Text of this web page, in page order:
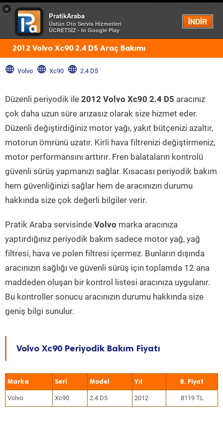
×
PratikAraba
Üstün Oto Servis Hizmetleri
ÜCRETSİZ - In Google Play
İNDİR
Menü
2012 Volvo Xc90 2.4 D5 Araç Bakımı
Volvo Xc90 2.4 D5
Düzenli periyodik ile 2012 Volvo Xc90 2.4 D5 aracınız
çok daha uzun süre arızasız olarak size hizmet eder.
Düzenli değiştirdiğiniz motor yağı, yakıt bütçenizi azaltır,
motorun ömrünü uzatır. Kirli hava filtrenizi değiştirmeniz,
motor performansını arttırır. Fren balataların kontrolü
güvenli sürüş yapmanızı sağlar. Kısacası periyodik bakım
hem güvenliğinizi sağlar hem de aracınızın durumu
hakkında size çok değerli bilgiler verir.
Pratik Araba servisinde Volvo marka aracınıza
yaptırdığınız periyodik bakım sadece motor yağ, yağ
filtresi, hava ve polen filtresi içermez. Bunların dışında
aracınızın sağlığı ve güvenli sürüş için toplamda 12 ana
maddeden oluşan bir kontrol listesi aracınıza uygulanır.
Bu kontroller sonucu aracınızın durumu hakkında size
geniş bilgi sunulur.
Volvo Xc90 Periyodik Bakım Fiyatı
Marka Seri Model Yıl
Volvo Xc90 2.4 D5 2012 8119 TL